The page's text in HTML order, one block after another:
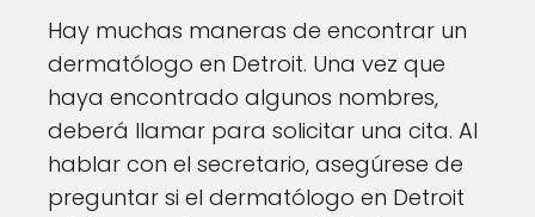
Hay muchas maneras de encontrar un
dermatólogo en Detroit. Una vez que
haya encontrado algunos nombres,
deberá llamar para solicitar una cita. Al
hablar con el secretario, asegúrese de
preguntar si el dermatólogo en Detroit